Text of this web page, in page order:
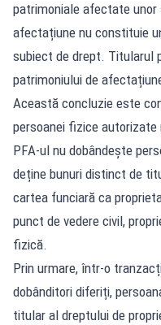
patrimoniale afectate
afectațiune nu constituie
subiect de drept. Titularul
patrimoniului de
Această concluzie este
persoanei fizice autorizate
PFA-ul nu dobândește
deține bunuri distinct de
cartea funciară ca
punct de vedere civil,
fizică.
Prin urmare, într-o
dobânditori diferiți,
titular al dreptului de